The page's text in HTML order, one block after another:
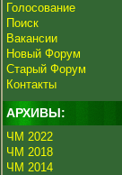
Голосование
Поиск
Вакансии
Новый Форум
Старый Форум
Контакты
АРХИВЫ:
ЧМ 2022
ЧМ 2018
ЧМ 2014